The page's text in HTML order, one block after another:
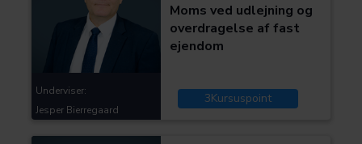
Moms ved udlejning og
overdragelse af fast
ejendom
3Kursuspoint
Underviser:
Jesper Bierregaard